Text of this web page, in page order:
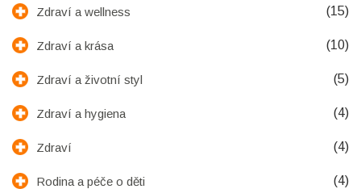
Zdraví a wellness (15)
Zdraví a krása (10)
Zdraví a životní styl (5)
Zdraví a hygiena (4)
Zdraví (4)
Rodina a péče o děti (4)